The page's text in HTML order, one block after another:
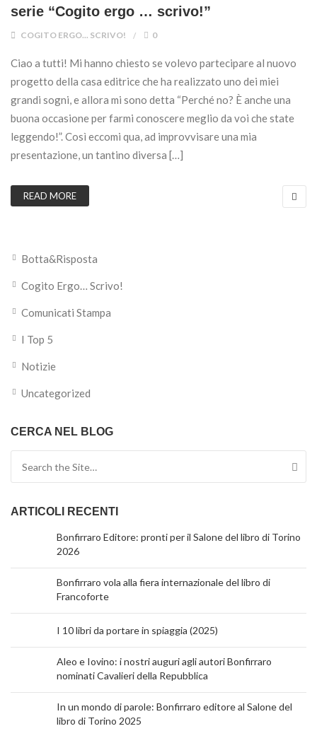
serie “Cogito ergo … scrivo!”
COGITO ERGO... SCRIVO! 0
Ciao a tutti! Mi hanno chiesto se volevo partecipare al nuovo
progetto della casa editrice che ha realizzato uno dei miei
grandi sogni, e allora mi sono detta “Perché no? È anche una
buona occasione per farmi conoscere meglio da voi che state
leggendo!”. Così eccomi qua, ad improvvisare una mia
presentazione, un tantino diversa […]
READ MORE
Botta&Risposta
Cogito Ergo… Scrivo!
Comunicati Stampa
I Top 5
Notizie
Uncategorized
CERCA NEL BLOG
ARTICOLI RECENTI
Bonfirraro Editore: pronti per il Salone del libro di Torino
2026
Bonfirraro vola alla fiera internazionale del libro di
Francoforte
I 10 libri da portare in spiaggia (2025)
Aleo e Iovino: i nostri auguri agli autori Bonfirraro
nominati Cavalieri della Repubblica
In un mondo di parole: Bonfirraro editore al Salone del
libro di Torino 2025